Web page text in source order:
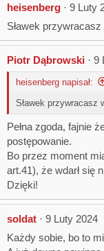
heisenberg 9 Luty
Sławek przywracasz
Piotr Dąbrowski 9
heisenberg napisał:
Sławek przywracasz
Pełna zgoda, fajnie
postępowanie.
Bo przez moment
art.41), że wdarł się
Dzięki!
soldat 9 Luty 2024
Każdy sobie, bo to